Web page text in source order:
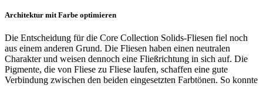
Architektur mit Farbe optimieren
Die Entscheidung für die Core Collection Solids-Fliesen fiel noch
aus einem anderen Grund. Die Fliesen haben einen neutralen
Charakter und weisen dennoch eine Fließrichtung in sich auf. Die
Pigmente, die von Fliese zu Fliese laufen, schaffen eine gute
Verbindung zwischen den beiden eingesetzten Farbtönen. So konnte